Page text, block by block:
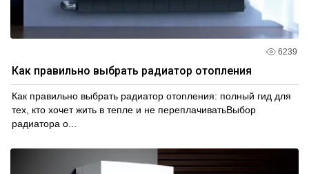
6239
Как правильно выбрать радиатор отопления
Как правильно выбрать радиатор отопления: полный гид для
тех, кто хочет жить в тепле и не переплачиватьВыбор
радиатора о...